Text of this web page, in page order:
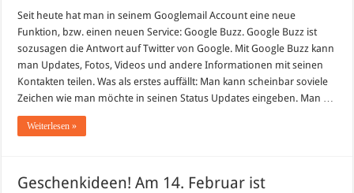
Seit heute hat man in seinem Googlemail Account eine neue
Funktion, bzw. einen neuen Service: Google Buzz. Google Buzz ist
sozusagen die Antwort auf Twitter von Google. Mit Google Buzz kann
man Updates, Fotos, Videos und andere Informationen mit seinen
Kontakten teilen. Was als erstes auffällt: Man kann scheinbar soviele
Zeichen wie man möchte in seinen Status Updates eingeben. Man …
Weiterlesen »
Geschenkideen! Am 14. Februar ist